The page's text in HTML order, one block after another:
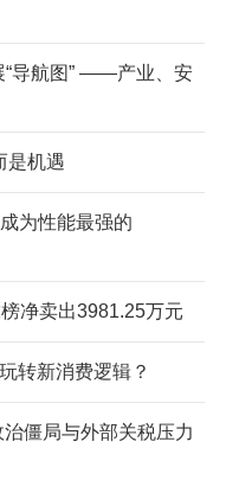
“导航图” ——产业、安
是机遇
为性能最强的
净卖出3981.25万元
转新消费逻辑？
僵局与外部关税压力